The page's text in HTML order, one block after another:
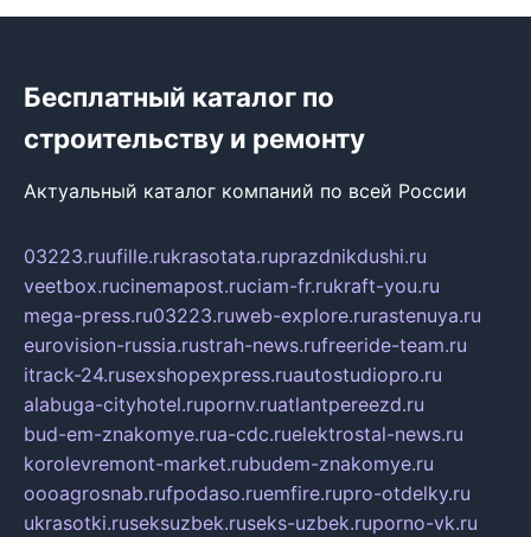
Бесплатный каталог по
строительству и ремонту
Актуальный каталог компаний по всей России
03223.ruufille.rukrasotata.ruprazdnikdushi.ru
veetbox.rucinemapost.ruciam-fr.rukraft-you.ru
mega-press.ru03223.ruweb-explore.rurastenuya.ru
eurovision-russia.rustrah-news.rufreeride-team.ru
itrack-24.rusexshopexpress.ruautostudiopro.ru
alabuga-cityhotel.rupornv.ruatlantpereezd.ru
bud-em-znakomye.rua-cdc.ruelektrostal-news.ru
korolevremont-market.rubudem-znakomye.ru
oooagrosnab.rufpodaso.ruemfire.rupro-otdelky.ru
ukrasotki.ruseksuzbek.ruseks-uzbek.ruporno-vk.ru